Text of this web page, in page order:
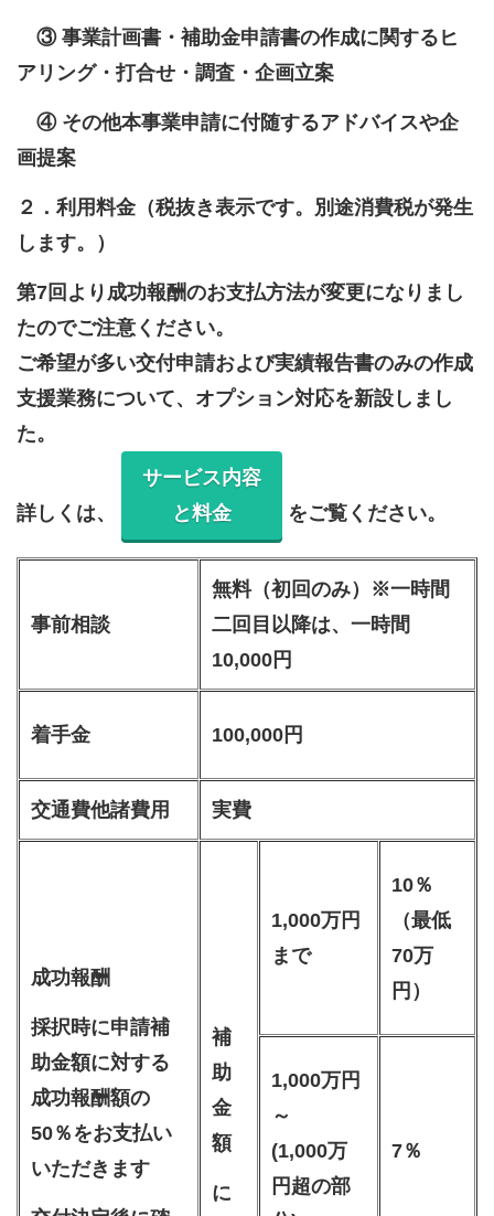
③ 事業計画書・補助金申請書の作成に関するヒ
アリング・打合せ・調査・企画立案
④ その他本事業申請に付随するアドバイスや企
画提案
２．利用料金（税抜き表示です。別途消費税が発生
します。）
第7回より成功報酬のお支払方法が変更になりまし
たのでご注意ください。
ご希望が多い交付申請および実績報告書のみの作成
支援業務について、オプション対応を新設しまし
た。
詳しくは、
サービス内容
と料金
をご覧ください。
事前相談
無料（初回のみ）※一時間
二回目以降は、一時間
10,000円
着手金 100,000円
交通費他諸費用 実費
成功報酬
採択時に申請補
助金額に対する
成功報酬額の
50％をお支払い
いただきます
補
助
金
額
に
1,000万円
まで
10％
（最低
70万
円）
1,000万円
～
(1,000万
円超の部
7％